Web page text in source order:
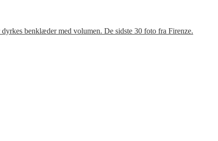
benklæder med volumen. De sidste 30 foto fra Firenze.